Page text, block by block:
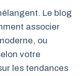
Le blog
associer
ou
votre
les tendances